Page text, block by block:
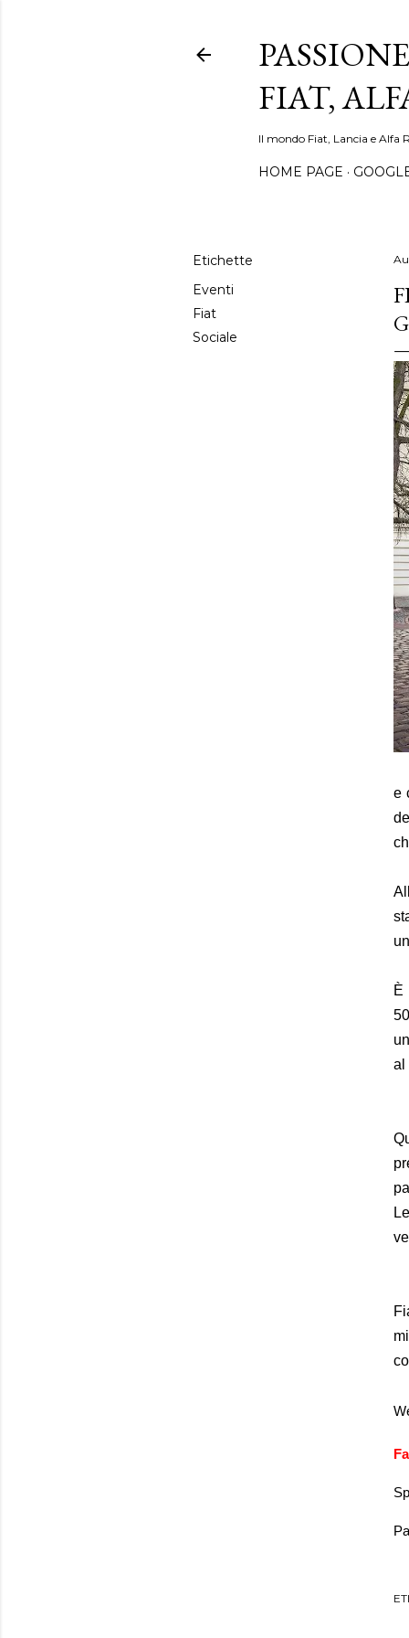
FIAT,
Il mondo Fiat, Lancia e
HOME PAGE
Etichette
Eventi
Fiat
Sociale
e
È
al